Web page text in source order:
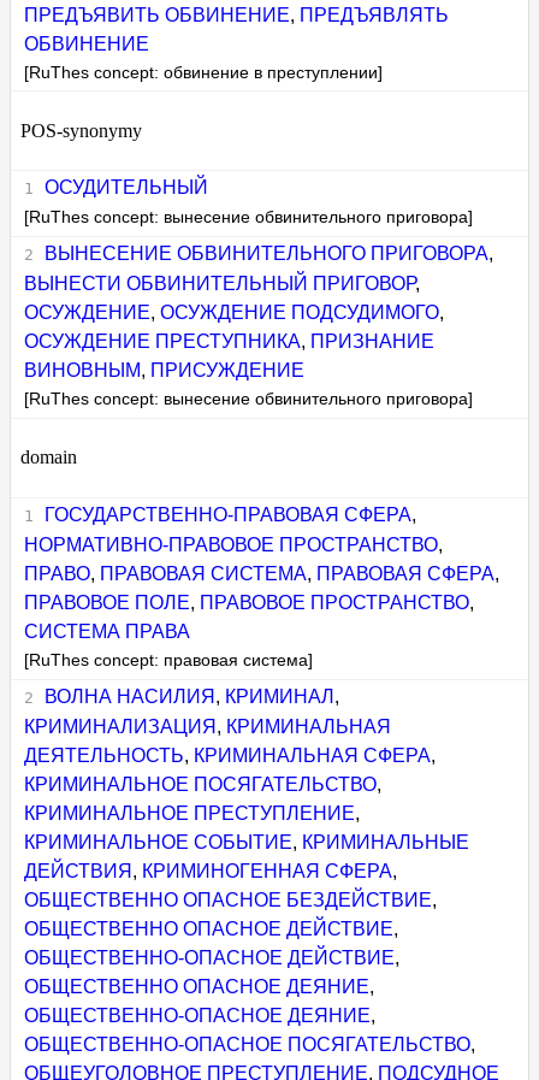
ПРЕДЪЯВИТЬ ОБВИНЕНИЕ, ПРЕДЪЯВЛЯТЬ
ОБВИНЕНИЕ
[RuThes concept: обвинение в преступлении]
POS-synonymy
ОСУДИТЕЛЬНЫЙ
[RuThes concept: вынесение обвинительного приговора]
ВЫНЕСЕНИЕ ОБВИНИТЕЛЬНОГО ПРИГОВОРА,
ВЫНЕСТИ ОБВИНИТЕЛЬНЫЙ ПРИГОВОР,
ОСУЖДЕНИЕ,ОСУЖДЕНИЕ ПОДСУДИМОГО,
ОСУЖДЕНИЕ ПРЕСТУПНИКА, ПРИЗНАНИЕ
ВИНОВНЫМ, ПРИСУЖДЕНИЕ
[RuThes concept: вынесение обвинительного приговора]
domain
ГОСУДАРСТВЕННО-ПРАВОВАЯ СФЕРА,
НОРМАТИВНО-ПРАВОВОЕ ПРОСТРАНСТВО,
ПРАВО, ПРАВОВАЯ СИСТЕМА, ПРАВОВАЯ СФЕРА,
ПРАВОВОЕ ПОЛЕ, ПРАВОВОЕ ПРОСТРАНСТВО,
СИСТЕМА ПРАВА
[RuThes concept: правовая система]
ВОЛНА НАСИЛИЯ , КРИМИНАЛ ,
КРИМИНАЛИЗАЦИЯ , КРИМИНАЛЬНАЯ
ДЕЯТЕЛЬНОСТЬ, КРИМИНАЛЬНАЯ СФЕРА,
КРИМИНАЛЬНОЕ ПОСЯГАТЕЛЬСТВО,
КРИМИНАЛЬНОЕ ПРЕСТУПЛЕНИЕ,
КРИМИНАЛЬНОЕ СОБЫТИЕ, КРИМИНАЛЬНЫЕ
ДЕЙСТВИЯ , КРИМИНОГЕННАЯ СФЕРА,
ОБЩЕСТВЕННО ОПАСНОЕ БЕЗДЕЙСТВИЕ,
ОБЩЕСТВЕННО ОПАСНОЕ ДЕЙСТВИЕ,
ОБЩЕСТВЕННО-ОПАСНОЕ ДЕЙСТВИЕ,
ОБЩЕСТВЕННО ОПАСНОЕ ДЕЯНИЕ,
ОБЩЕСТВЕННО-ОПАСНОЕ ДЕЯНИЕ,
ОБЩЕСТВЕННО-ОПАСНОЕ ПОСЯГАТЕЛЬСТВО,
ОБЩЕУГОЛОВНОЕ ПРЕСТУПЛЕНИЕ, ПОДСУДНОЕ